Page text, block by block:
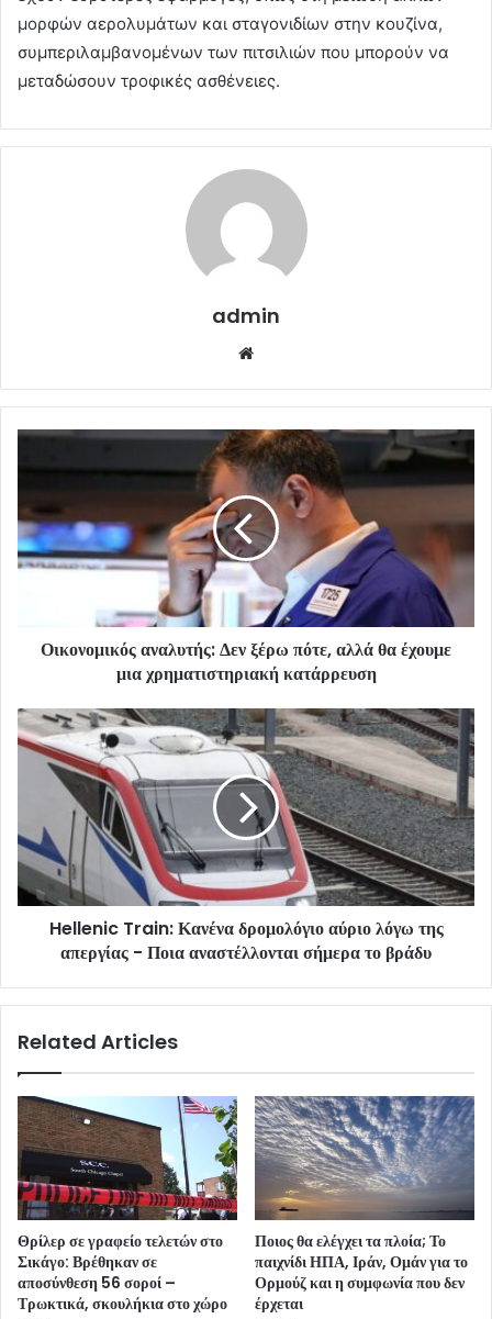
μορφών αερολυμάτων και σταγονιδίων στην κουζίνα,
συμπεριλαμβανομένων των πιτσιλιών που μπορούν να
μεταδώσουν τροφικές ασθένειες.
admin
Οικονομικός αναλυτής: Δεν ξέρω πότε, αλλά θα έχουμε
μια χρηματιστηριακή κατάρρευση
Hellenic Train: Κανένα δρομολόγιο αύριο λόγω της
απεργίας - Ποια αναστέλλονται σήμερα το βράδυ
Related Articles
Θρίλερ σε γραφείο τελετών στο
Σικάγο: Βρέθηκαν σε
αποσύνθεση 56 σοροί –
Τρωκτικά, σκουλήκια στο χώρο
Ποιος θα ελέγχει τα πλοία; Το
παιχνίδι ΗΠΑ, Ιράν, Ομάν για το
Ορμούζ και η συμφωνία που δεν
έρχεται